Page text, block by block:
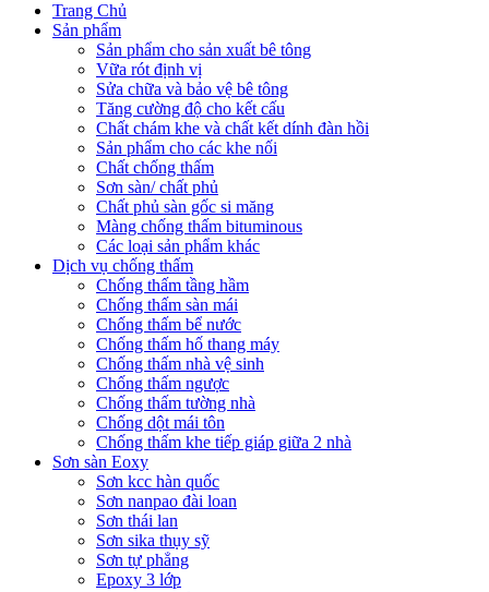
Trang Chủ
Sản phẩm
Sản phẩm cho sản xuất bê tông
Vữa rót định vị
Sửa chữa và bảo vệ bê tông
Tăng cường độ cho kết cấu
Chất chám khe và chất kết dính đàn hồi
Sản phẩm cho các khe nối
Chất chống thấm
Sơn sàn/ chất phủ
Chất phủ sàn gốc si măng
Màng chống thấm bituminous
Các loại sản phẩm khác
Dịch vụ chống thấm
Chống thấm tầng hầm
Chống thấm sàn mái
Chống thấm bể nước
Chống thấm hố thang máy
Chống thấm nhà vệ sinh
Chống thấm ngược
Chống thấm tường nhà
Chống dột mái tôn
Chống thấm khe tiếp giáp giữa 2 nhà
Sơn sàn Eoxy
Sơn kcc hàn quốc
Sơn nanpao đài loan
Sơn thái lan
Sơn sika thụy sỹ
Sơn tự phẳng
Epoxy 3 lớp